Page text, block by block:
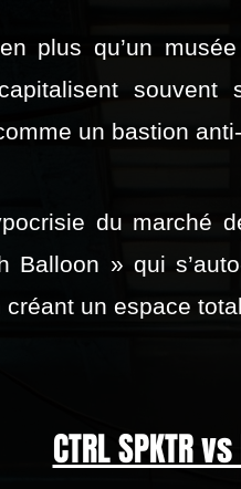
plus qu’un
un bastion
du marché
» qui
un espace
CTRL SPKTR